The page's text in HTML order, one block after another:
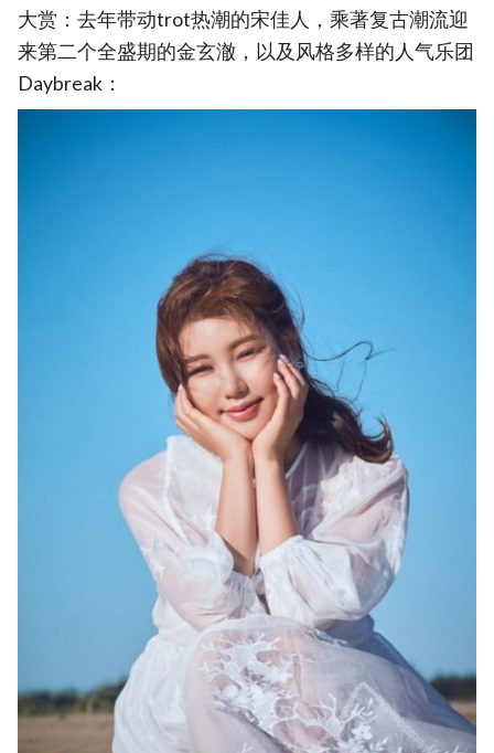
大赏：去年带动trot热潮的宋佳人，乘著复古潮流迎
来第二个全盛期的金玄澈，以及风格多样的人气乐团
Daybreak：